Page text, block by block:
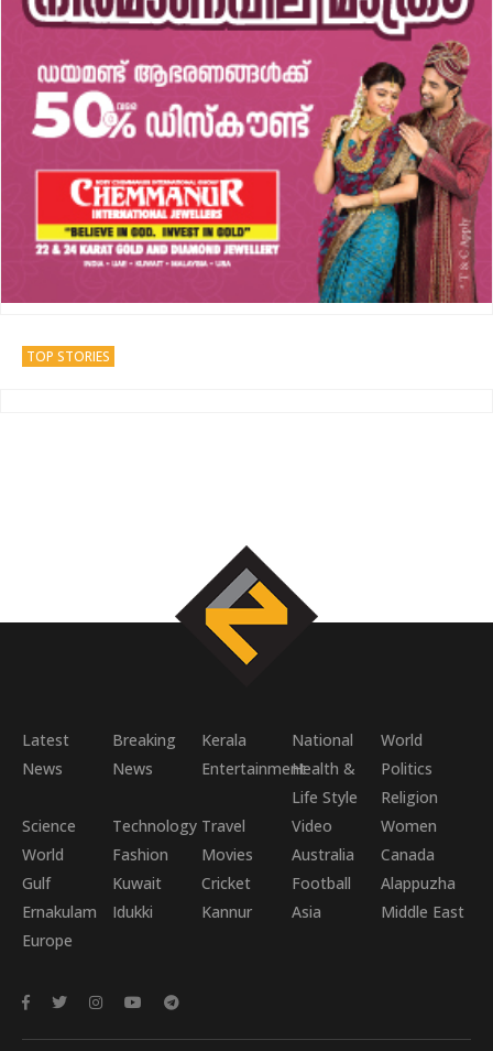
TOP STORIES
Latest
News
Breaking
News
Kerala National
World
EntertainmentHealth &
Life Style
Politics
Religion
Science
World
Technology Travel Video
Women
Fashion
Movies Australia
Canada
Gulf
Kuwait Cricket Football
Alappuzha
Ernakulam
Idukki Kannur Asia
Middle East
Europe